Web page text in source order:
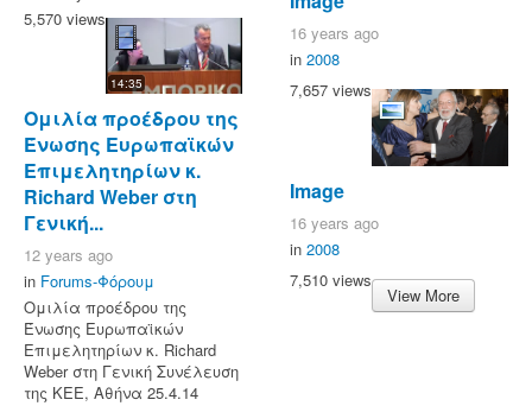
5,570 views
14:35
Ομιλία προέδρου της
Ένωσης Ευρωπαϊκών
Επιμελητηρίων κ.
Richard Weber στη
Γενική...
12 years ago
in Forums-Φόρουμ
Ομιλία προέδρου της
Ένωσης Ευρωπαϊκών
Επιμελητηρίων κ. Richard
Weber στη Γενική Συνέλευση
της ΚΕΕ, Αθήνα 25.4.14
16 years ago
in 2008
7,657 views
Image
16 years ago
in 2008
7,510 views
View More